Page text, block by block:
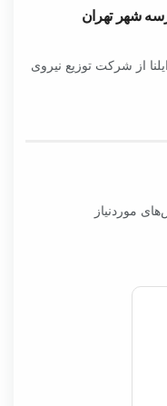
از شرکت توزیع نیروی
موردنیاز